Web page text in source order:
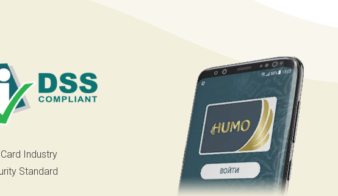
Industry
Standard